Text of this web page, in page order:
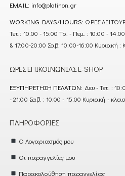
EMAIL: info@platinon.gr
WORKING DAYS/HOURS: ΩΡΕΣ
Τετ.: 10:00 - 15:00 Τρ. - Πεμ. : 10:00 -
& 17:00-20:00 Σαβ: 10:00-16:00 Κυριακή :
ΏΡΕΣ ΕΠΙΚΟΙΝΩΝΊΑΣ E-SHOP
ΕΞΥΠΗΡΈΤΗΣΗ ΠΕΛΑΤΏΝ: Δευ - Τετ. :
- 21:00 Σαβ. : 10:00 - 15:00 Κυριακή -
ΠΛΗΡΟΦΟΡΊΕΣ
Ο Λογαριασμός μου
Οι παραγγελίες μου
Παρακολούθηση παραγγελίας